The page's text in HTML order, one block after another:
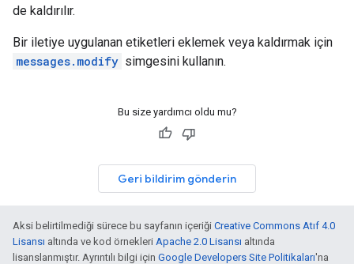
de kaldırılır.
Bir iletiye uygulanan etiketleri eklemek veya kaldırmak için
messages.modify simgesini kullanın.
Bu size yardımcı oldu mu?
Geri bildirim gönderin
Aksi belirtilmediği sürece bu sayfanın içeriği Creative Commons Atıf 4.0
Lisansı altında ve kod örnekleri Apache 2.0 Lisansı altında
lisanslanmıştır. Ayrıntılı bilgi için Google Developers Site Politikaları'na